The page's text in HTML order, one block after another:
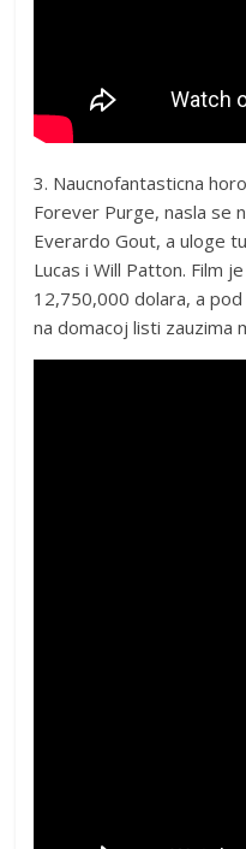
3. Naucnofantasticna
Forever Purge, nasla se
Everardo Gout, a uloge
Lucas i Will Patton. Film
12,750,000 dolara, a
na domacoj listi zauzima